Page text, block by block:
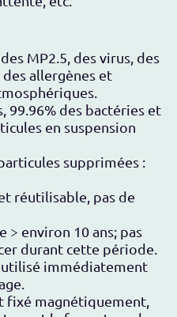
MP2.5, des virus, des
allergènes et
99.96% des bactéries et
en suspension
supprimées :
réutilisable, pas de
> environ 10 ans; pas
durant cette période.
immédiatement
fixé magnétiquement,